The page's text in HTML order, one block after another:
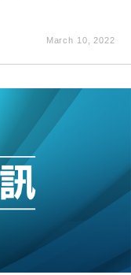
March 10, 2022